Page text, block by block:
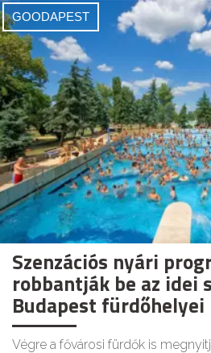
GOODAPEST
Szenzációs nyári
robbantják be az idei
Budapest fürdőhelyei
Végre a fővárosi fürdők is